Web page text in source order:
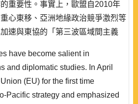
重要性。事實上，歐盟自2010年
心東移、亞洲地緣政治競爭激烈等
速與東協的「第三波區域間主義
底將原有與東協的對話夥伴關係升
文主張歐盟透過與東協國家洽簽經
戰略」的效力，而雙邊升級的關係
have become salient in
and diplomatic studies. In April
(EU) for the first time
Pacific strategy and emphasized